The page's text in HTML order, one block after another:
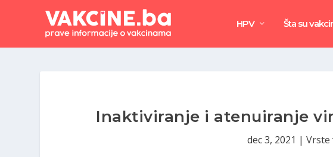
HPV Šta su
Inaktiviranje i atenuiranje
dec 3, 2021 |Vrste